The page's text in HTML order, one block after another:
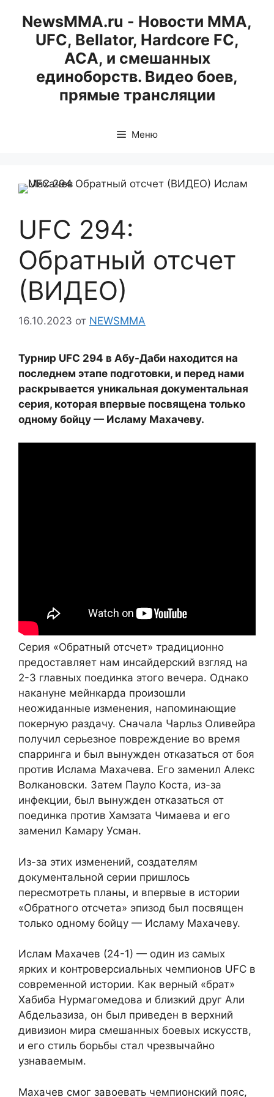
содержимому
NewsMMA.ru - Новости ММА,
UFC, Bellator, Hardcore FC,
ACA, и смешанных
единоборств. Видео боев,
прямые трансляции
Меню
UFC 294:
Обратный отсчет
(ВИДЕО)
16.10.2023 от NEWSMMA
Турнир UFC 294 в Абу-Даби находится на
последнем этапе подготовки, и перед нами
раскрывается уникальная документальная
серия, которая впервые посвящена только
одному бойцу — Исламу Махачеву.
Серия «Обратный отсчет» традиционно
предоставляет нам инсайдерский взгляд на
2-3 главных поединка этого вечера. Однако
накануне мейнкарда произошли
неожиданные изменения, напоминающие
покерную раздачу. Сначала Чарльз Оливейра
получил серьезное повреждение во время
спарринга и был вынужден отказаться от боя
против Ислама Махачева. Его заменил Алекс
Волкановски. Затем Пауло Коста, из-за
инфекции, был вынужден отказаться от
поединка против Хамзата Чимаева и его
заменил Камару Усман.
Из-за этих изменений, создателям
документальной серии пришлось
пересмотреть планы, и впервые в истории
«Обратного отсчета» эпизод был посвящен
только одному бойцу — Исламу Махачеву.
Ислам Махачев (24-1) — один из самых
ярких и контроверсиальных чемпионов UFC в
современной истории. Как верный «брат»
Хабиба Нурмагомедова и близкий друг Али
Абдельазиза, он был приведен в верхний
дивизион мира смешанных боевых искусств,
и его стиль борьбы стал чрезвычайно
узнаваемым.
Махачев смог завоевать чемпионский пояс,